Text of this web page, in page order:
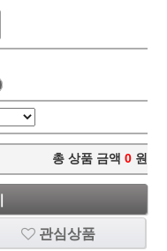
총 상품 금액 0 원
관심상품